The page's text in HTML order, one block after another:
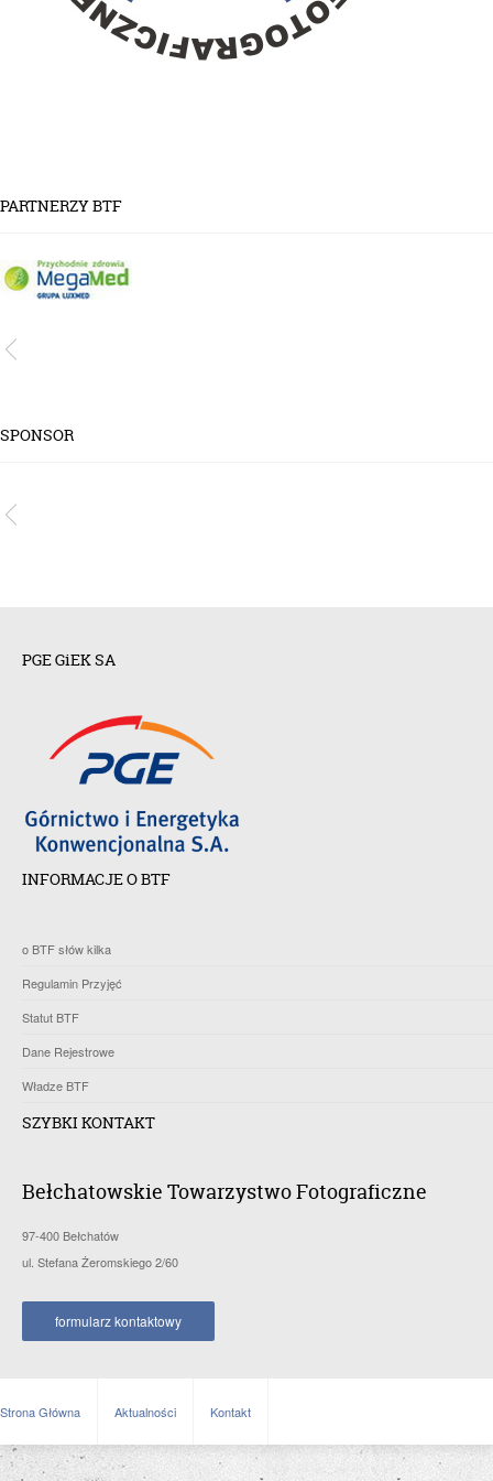
PARTNERZY BTF
SPONSOR
PGE GiEK SA
INFORMACJE O BTF
o BTF słów kilka
Regulamin Przyjęć
Statut BTF
Dane Rejestrowe
Władze BTF
SZYBKI KONTAKT
Bełchatowskie Towarzystwo Fotograficzne
97-400 Bełchatów
ul. Stefana Żeromskiego 2/60
formularz kontaktowy
Strona Główna Aktualności Kontakt